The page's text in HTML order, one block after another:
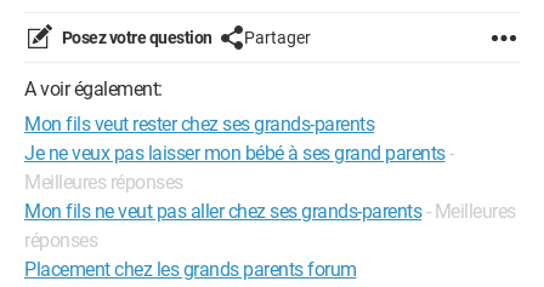
Posez votre question Partager
A voir également:
Mon fils veut rester chez ses grands-parents
Je ne veux pas laisser mon bébé à ses grand parents-
Meilleures réponses
Mon fils ne veut pas aller chez ses grands-parents - Meilleures
réponses
Placement chez les grands parents forum